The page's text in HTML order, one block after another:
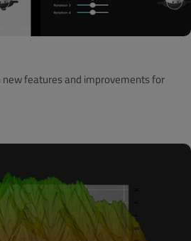
new features and improvements for